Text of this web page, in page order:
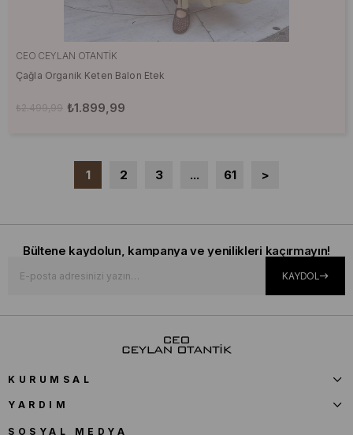
CEO CEYLAN OTANTIK
Çağla Organik Keten Balon Etek
₺1.899,99
₺2.499,99
1 2 3 ... 61 >
Bültene kaydolun, kampanya ve yenilikleri kaçırmayın!
KAYDOL
KURUMSAL
YARDIM
SOSYAL MEDYA